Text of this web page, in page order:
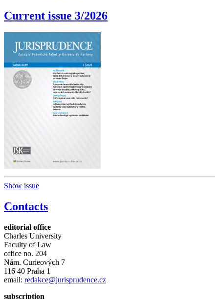
Current issue 3/2026
Show issue
Contacts
editorial office
Charles University
Faculty of Law
office no. 204
Nám. Curieových 7
116 40 Praha 1
email: redakce@jurisprudence.cz
subscription